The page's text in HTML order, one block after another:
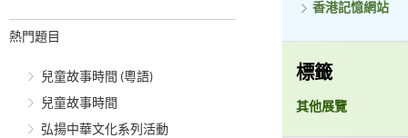
熱門題目
兒童故事時間 (粵語)
兒童故事時間
弘揚中華文化系列活動
香港記憶網站
標籤
其他展覽